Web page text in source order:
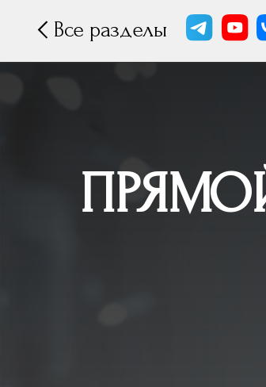
Все разделы